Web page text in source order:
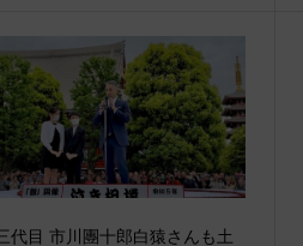
代目 市川團十郎白猿さんも土